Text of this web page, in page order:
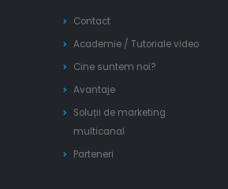
Contact
Academie / Tutoriale video
Cine suntem noi?
Avantaje
Soluții de marketing
multicanal
Parteneri